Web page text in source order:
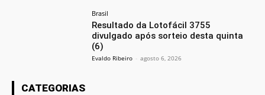
Brasil
Resultado da Lotofácil 3755
divulgado após sorteio desta quinta
(6)
Evaldo Ribeiro - agosto 6, 2026
CATEGORIAS